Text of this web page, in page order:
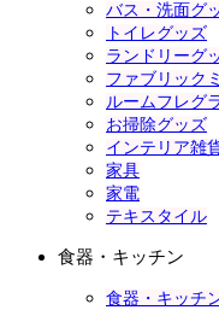
バス・洗面グ
トイレグッズ
ランドリーグ
ファブリック
ルームフレグ
お掃除グッズ
インテリア雑
家具
家電
テキスタイル
食器・キッチン
食器・キッチ